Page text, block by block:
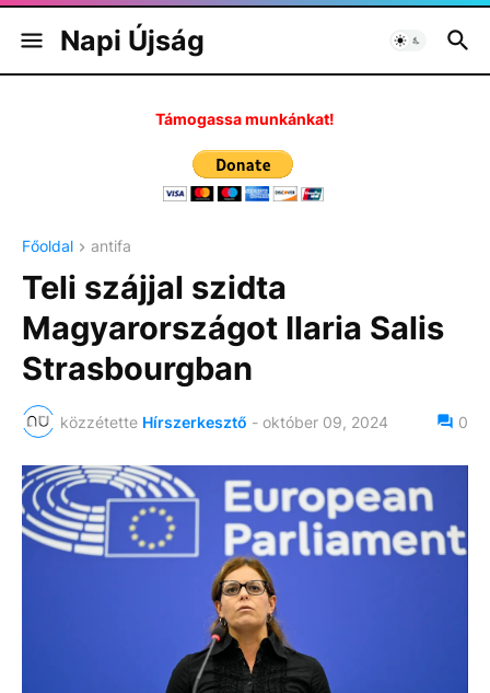
Napi Újság
Támogassa munkánkat!
Főoldal antifa
Teli szájjal szidta
Magyarországot Ilaria Salis
Strasbourgban
közzétette Hírszerkesztő - október 09, 2024 0